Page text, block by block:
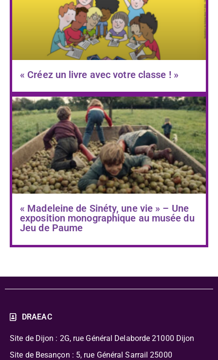
« Créez un livre avec votre classe ! »
« Madeleine de Sinéty, une vie » – Une
exposition monographique au musée du
Jeu de Paume
DRAEAC
Site de Dijon : 2G, rue Général Delaborde 21000 Dijon
Site de Besançon : 5, rue Général Sarrail 25000